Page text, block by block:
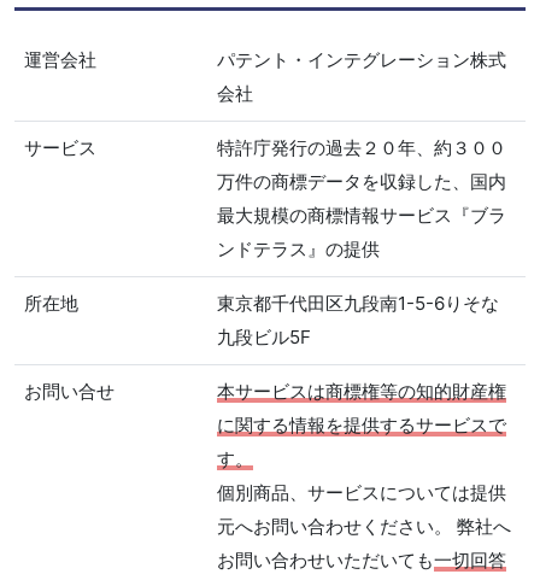
運営会社
パテント・インテグレーション株式
会社
サービス
特許庁発行の過去２０年、約３００
万件の商標データを収録した、国内
最大規模の商標情報サービス『ブラ
ンドテラス』の提供
所在地
東京都千代田区九段南1-5-6りそな
九段ビル5F
お問い合せ
本サービスは商標権等の知的財産権
に関する情報を提供するサービスで
す。
個別商品、サービスについては提供
元へお問い合わせください。 弊社へ
お問い合わせいただいても一切回答